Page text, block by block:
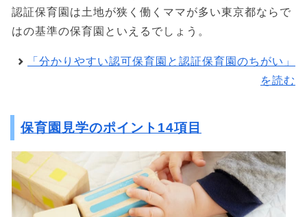
認証保育園は土地が狭く働くママが多い東京都ならで
はの基準の保育園といえるでしょう。
「分かりやすい認可保育園と認証保育園のちがい」
を読む
保育園見学のポイント14項目